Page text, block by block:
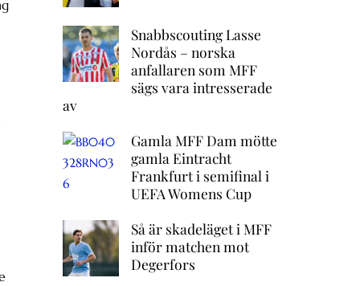
Snabbscouting Lasse
Nordås – norska
anfallaren som MFF
sägs vara intresserade
av
Gamla MFF Dam mötte
gamla Eintracht
Frankfurt i semifinal i
UEFA Womens Cup
Så är skadeläget i MFF
inför matchen mot
Degerfors